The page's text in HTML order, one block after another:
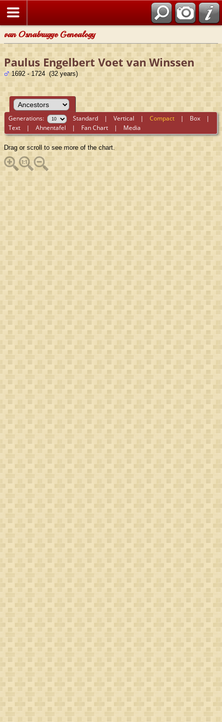
van Osnabrugge Genealogy
Paulus Engelbert Voet van Winssen
1692 - 1724 (32 years)
Generations: Standard |Vertical |Compact | Box |
Text |Ahnentafel | Fan Chart | Media
Drag or scroll to see more of the chart.